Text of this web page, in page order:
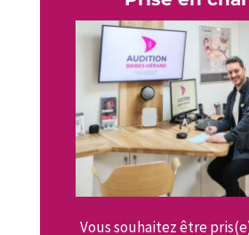
Vous souhaitez être